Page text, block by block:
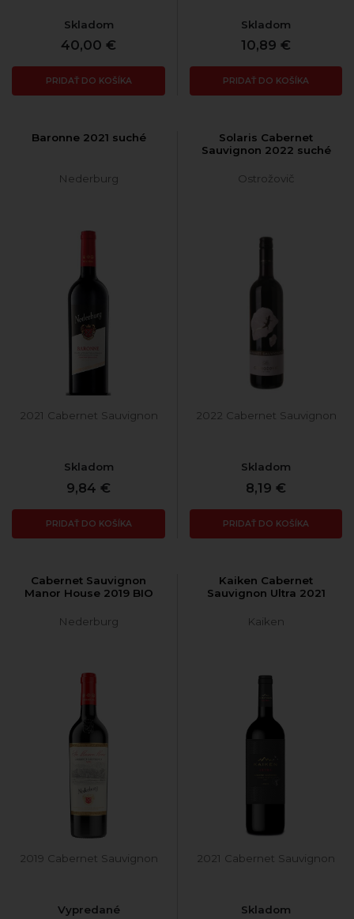
Skladom
40,00 €
PRIDAŤ DO KOŠÍKA
Skladom
10,89 €
PRIDAŤ DO KOŠÍKA
Baronne 2021 suché
Nederburg
2021 Cabernet Sauvignon
Skladom
9,84 €
PRIDAŤ DO KOŠÍKA
Solaris Cabernet
Sauvignon 2022 suché
Ostrožovič
2022 Cabernet Sauvignon
Skladom
8,19 €
PRIDAŤ DO KOŠÍKA
Cabernet Sauvignon
Manor House 2019 BIO
Nederburg
2019 Cabernet Sauvignon
Vypredané
Kaiken Cabernet
Sauvignon Ultra 2021
Kaiken
2021 Cabernet Sauvignon
Skladom